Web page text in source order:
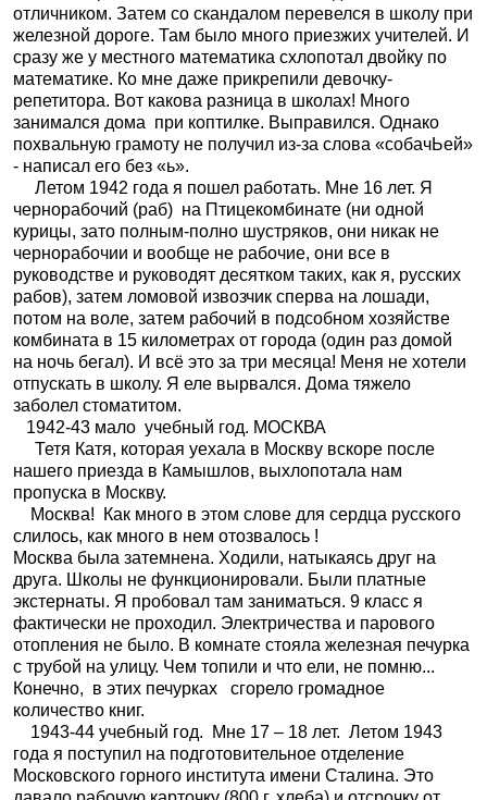
отличником. Затем со скандалом перевелся в школу при
железной дороге. Там было много приезжих учителей. И
сразу же у местного математика схлопотал двойку по
математике. Ко мне даже прикрепили девочку-
репетитора. Вот какова разница в школах! Много
занимался дома при коптилке. Выправился. Однако
похвальную грамоту не получил из-за слова «собачЬей»
- написал его без «ь».
Летом 1942 года я пошел работать. Мне 16 лет. Я
чернорабочий (раб) на Птицекомбинате (ни одной
курицы, зато полным-полно шустряков, они никак не
чернорабочии и вообще не рабочие, они все в
руководстве и руководят десятком таких, как я, русских
рабов), затем ломовой извозчик сперва на лошади,
потом на воле, затем рабочий в подсобном хозяйстве
комбината в 15 километрах от города (один раз домой
на ночь бегал). И всё это за три месяца! Меня не хотели
отпускать в школу. Я еле вырвался. Дома тяжело
заболел стоматитом.
1942-43 мало учебный год. МОСКВА
Тетя Катя, которая уехала в Москву вскоре после
нашего приезда в Камышлов, выхлопотала нам
пропуска в Москву.
Москва!
Как много в этом слове для сердца русского
слилось, как много в нем отозвалось !
Москва была затемнена. Ходили, натыкаясь друг на
друга. Школы не функционировали. Были платные
экстернаты. Я пробовал там заниматься. 9 класс я
фактически не проходил. Электричества и парового
отопления не было. В комнате стояла железная печурка
с трубой на улицу. Чем топили и что ели, не помню...
Конечно, в этих печурках
сгорело громадное
количество книг.
1943-44 учебный год.
Мне 17 – 18 лет. Летом 1943
года я поступил на подготовительное отделение
Московского горного института имени Сталина. Это